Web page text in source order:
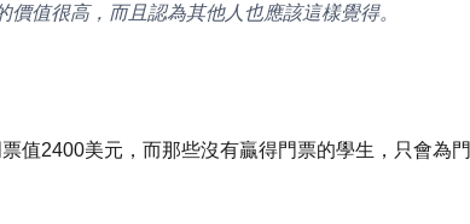
值很高，而且認為其他人也應該這樣覺得。
值2400美元，而那些沒有贏得門票的學生，只會為門